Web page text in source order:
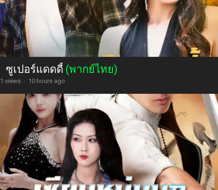
ซูเปอร์แดดดี้ (พากย์ไทย)
1 views · 10 hours ago